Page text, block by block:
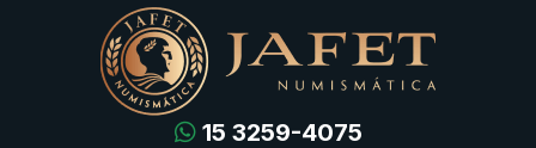
15 3259-4075